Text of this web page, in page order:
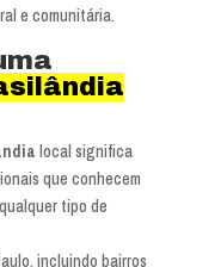
e comunitária.
local significa
que conhecem
tipo de
incluindo bairros